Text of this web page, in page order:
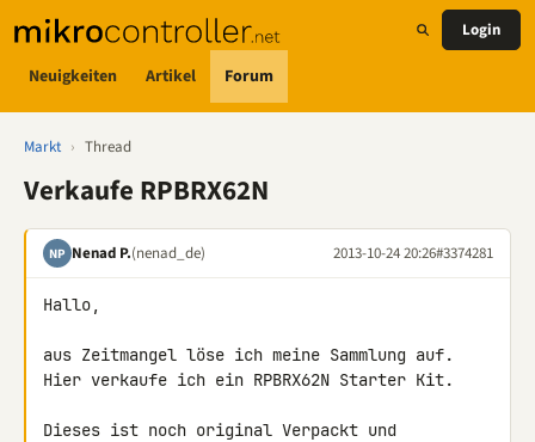
Neuigkeiten Artikel Forum
Login
Markt › Thread
Verkaufe RPBRX62N
NP Nenad P.(nenad_de) 2013-10-24 20:26#3374281
Hallo,
aus Zeitmangel löse ich meine Sammlung auf.
Hier verkaufe ich ein RPBRX62N Starter Kit.
Dieses ist noch original Verpackt und